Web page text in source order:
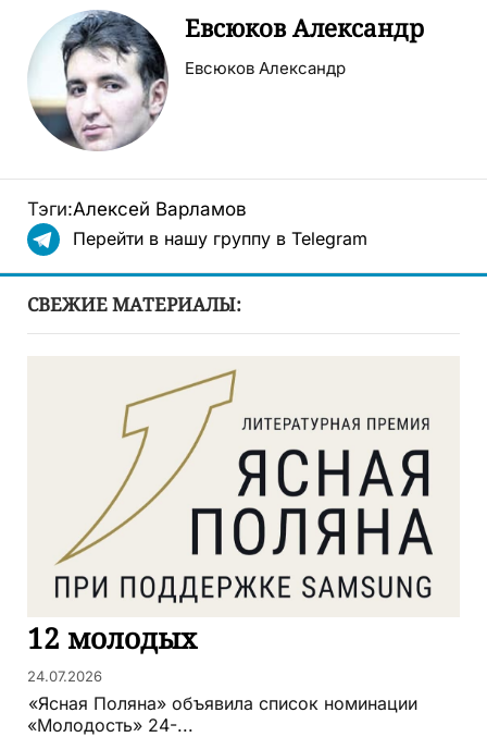
Евсюков Александр
Евсюков Александр
Тэги:Алексей Варламов
Перейти в нашу группу в Telegram
СВЕЖИЕ МАТЕРИАЛЫ:
12 молодых
24.07.2026
«Ясная Поляна» объявила список номинации
«Молодость» 24-...